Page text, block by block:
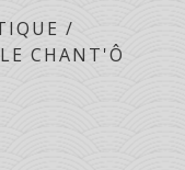
/
CHANT'Ô